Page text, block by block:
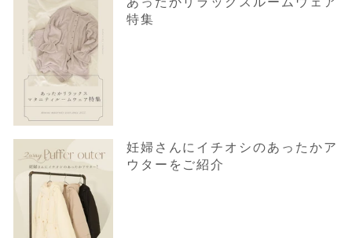
特集
妊婦さんにイチオシのあったかア
ウターをご紹介